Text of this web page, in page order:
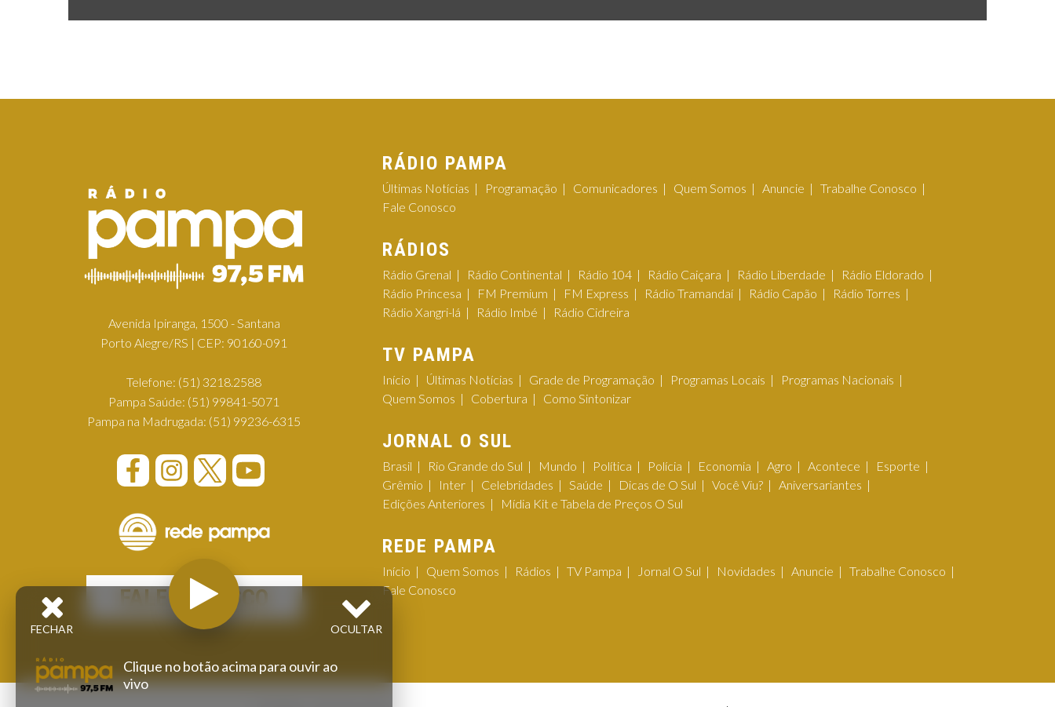
Avenida Ipiranga, 1500 - Santana
Porto Alegre/RS | CEP: 90160-091
Telefone: (51) 3218.2588
Pampa Saúde: (51) 99841-5071
Pampa na Madrugada: (51) 99236-6315
FALE CONOSCO
RÁDIO PAMPA
Últimas Notícias Programação Comunicadores Quem Somos Anuncie
Trabalhe Conosco
Fale Conosco
RÁDIOS
Rádio Grenal Rádio Continental Rádio 104 Rádio Caiçara Rádio Liberdade
Rádio Eldorado
Rádio Princesa
FM Premium FM Express Rádio Tramandaí Rádio Capão
Rádio Torres
Rádio Xangri-lá
Rádio Imbé Rádio Cidreira
TV PAMPA
Início Últimas Notícias Grade de Programação Programas Locais
Programas Nacionais
Quem Somos
Cobertura Como Sintonizar
JORNAL O SUL
Brasil Rio Grande do Sul Mundo Política Polícia Economia Agro Acontece
Esporte
Grêmio
Inter Celebridades Saúde Dicas de O Sul Você Viu?
Aniversariantes
Edições Anteriores
Mídia Kit e Tabela de Preços O Sul
REDE PAMPA
Início Quem Somos Rádios TV Pampa Jornal O Sul Novidades Anuncie
Trabalhe Conosco
Fale Conosco
OCULTAR
FECHAR
Clique no botão acima para ouvir ao
vivo